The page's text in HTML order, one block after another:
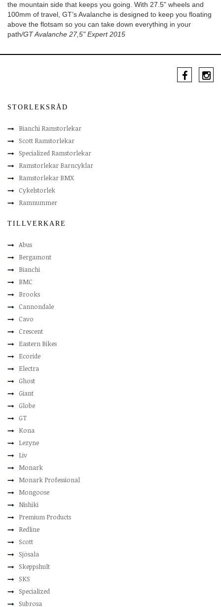
the mountain side that keeps you going. With 27.5” wheels and
100mm of travel, GT’s Avalanche is designed to keep you floating
above the flotsam so you can take down everything in your
path/GT Avalanche 27,5" Expert 2015
STORLEKSRÅD
Bianchi Ramstorlekar
Scott Ramstorlekar
Specialized Ramstorlekar
Ramstorlekar Barncyklar
Ramstorlekar BMX
Cykelstorlek
Ramnummer
TILLVERKARE
Abus
Bergamont
Bianchi
BMC
Brooks
Cannondale
Cavo
Crescent
Eastern Bikes
Ecoride
Electra
Ghost
Giant
Globe
GT
Kona
Lezyne
Liv
Monark
Monark Professional
Mongoose
Nishiki
Premium Products
Redline
Scott
Sjösala
Skeppshult
SKS
Specialized
Subrosa